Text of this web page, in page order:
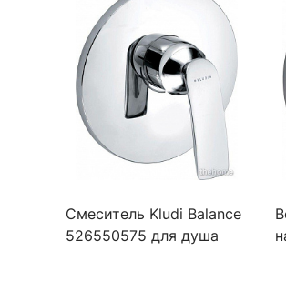
Смеситель Kludi Balance
526550575 для душа